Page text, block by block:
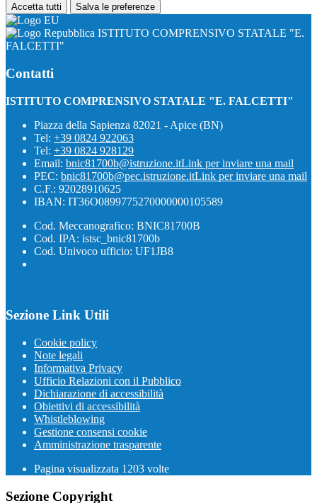
Accetta tutti Salva le preferenze
ISTITUTO COMPRENSIVO STATALE "E.
FALCETTI"
Contatti
ISTITUTO COMPRENSIVO STATALE "E. FALCETTI"
Piazza della Sapienza 82021 - Apice (BN)
Tel: +39 0824 922063
Tel: +39 0824 928129
Email: bnic81700b@istruzione.itLink per inviare una mail
PEC: bnic81700b@pec.istruzione.itLink per inviare una mail
C.F.: 92028910625
IBAN: IT36O0899775270000000105589
Cod. Meccanografico: BNIC81700B
Cod. IPA: istsc_bnic81700b
Cod. Univoco ufficio: UF1JB8
Sezione Link Utili
Cookie policy
Note legali
Informativa Privacy
Ufficio Relazioni con il Pubblico
Dichiarazione di accessibilità
Obiettivi di accessibilità
Whistleblowing
Gestione consensi cookie
Amministrazione trasparente
Pagina visualizzata 1203 volte
Sezione Copyright